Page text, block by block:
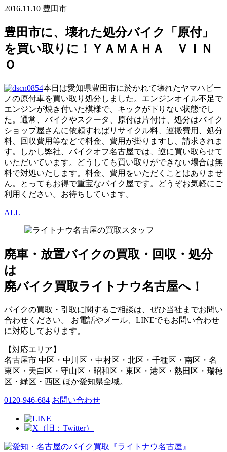
2016.11.10 豊田市
豊田市に、壊れた処分バイク「原付」
を買い取りに！ＹＡＭＡＨＡ ＶＩＮ
Ｏ
本日は愛知県豊田市に於かれて壊れたヤマハビー
ノの原付車を買い取り処分しました。エンジンオイル不足で
エンジンが焼き付いた模様で、キックが下りない状態でし
た。通常、バイクやスクータ、原付は片付け、処分はバイク
ショップ屋さんに依頼すればリサイクル料、運搬費用、処分
料、回収費用等などで料金、費用が掛りますし、請求されま
す。しかし弊社、バイクオフ名古屋では、逆に買い取らせて
いただいています。どうしても買い取りができない場合は無
料で対処いたします。料金、費用をいただくことはありませ
ん。とってもお得で重宝なバイク屋です。どうぞお気軽にご
利用ください。お待ちしています。
ALL
廃車・放置バイクの買取・回収・処分
は
廃バイク買取ライトナウ名古屋へ！
バイクの買取・引取に関するご相談は、ぜひ当社までお問い
合わせください。 お電話やメール、LINEでもお問い合わせ
に対応しております。
【対応エリア】
名古屋市 中区・中川区・中村区・北区・千種区・南区・名
東区・天白区・守山区・昭和区・東区・港区・熱田区・瑞穂
区・緑区・西区 ほか愛知県全域。
0120-946-684 お問い合わせ